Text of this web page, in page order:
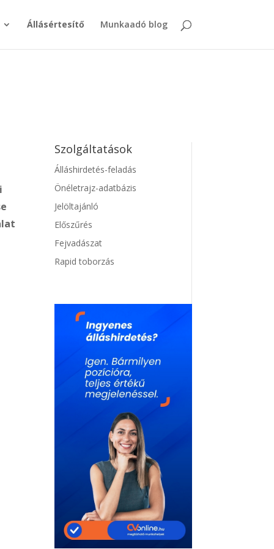
Állásértesítő Munkaadó blog
Szolgáltatások
Álláshirdetés-feladás
Önéletrajz-adatbázis
Jelöltajánló
Előszűrés
Fejvadászat
Rapid toborzás